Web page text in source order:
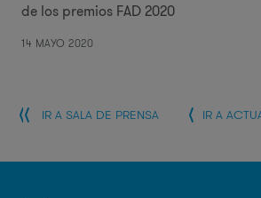
de los premios FAD 2020
14 MAYO 2020
IR A SALA DE PRENSA IR A